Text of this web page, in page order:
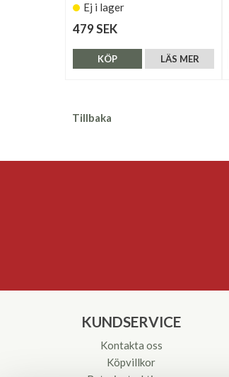
Ej i lager
479 SEK
LÄS MER
KÖP
Tillbaka
KUNDSERVICE
Kontakta oss
Köpvillkor